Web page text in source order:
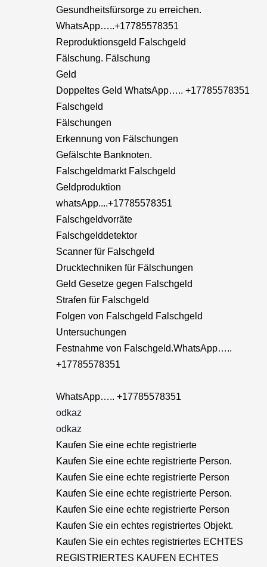
Gesundheitsfürsorge zu erreichen.
WhatsApp…..+17785578351
Reproduktionsgeld Falschgeld
Fälschung. Fälschung
Geld
Doppeltes Geld WhatsApp….. +17785578351
Falschgeld
Fälschungen
Erkennung von Fälschungen
Gefälschte Banknoten.
Falschgeldmarkt Falschgeld
Geldproduktion
whatsApp....+17785578351
Falschgeldvorräte
Falschgelddetektor
Scanner für Falschgeld
Drucktechniken für Fälschungen
Geld Gesetze gegen Falschgeld
Strafen für Falschgeld
Folgen von Falschgeld Falschgeld
Untersuchungen
Festnahme von Falschgeld.WhatsApp…..
+17785578351
WhatsApp….. +17785578351
odkaz
odkaz
Kaufen Sie eine echte registrierte
Kaufen Sie eine echte registrierte Person.
Kaufen Sie eine echte registrierte Person
Kaufen Sie eine echte registrierte Person.
Kaufen Sie eine echte registrierte Person
Kaufen Sie ein echtes registriertes Objekt.
Kaufen Sie ein echtes registriertes ECHTES
REGISTRIERTES KAUFEN ECHTES